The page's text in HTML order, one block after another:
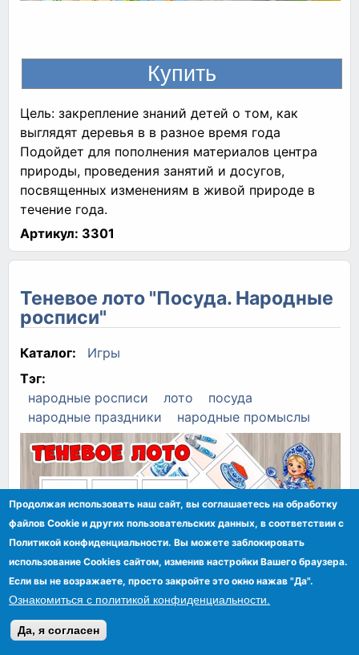
Цель: закрепление знаний детей о том, как
выглядят деревья в в разное время года
Подойдет для пополнения материалов центра
природы, проведения занятий и досугов,
посвященных изменениям в живой природе в
течение года.
Артикул: 3301
Теневое лото "Посуда. Народные
росписи"
Каталог:
Игры
Тэг:
народные росписи
лото
посуда
народные праздники
народные промыслы
Продолжая использовать наш сайт, вы соглашаетесь на обработку
файлов Сookie и других пользовательских данных, в соответствии с
Политикой конфиденциальности. Вы можете заблокировать
использование Cookies сайтом, изменив настройки Вашего браузера.
Если вы не возражаете, просто закройте это окно нажав "Да".
Ознакомиться с политикой конфиденциальности.
Да, я согласен